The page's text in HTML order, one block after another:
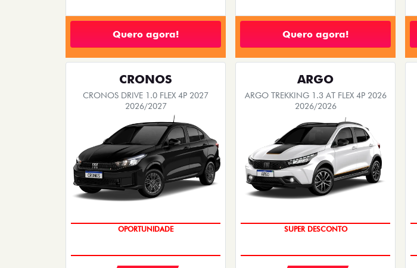
Quero agora! Quero agora!
CRONOS
CRONOS DRIVE 1.0 FLEX 4P 2027
2026/2027
OPORTUNIDADE
ARGO
ARGO TREKKING 1.3 AT FLEX 4P 2026
2026/2026
SUPER DESCONTO